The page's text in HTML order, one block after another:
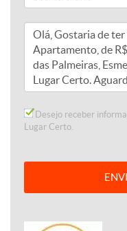
Desejo receber
Lugar Certo.